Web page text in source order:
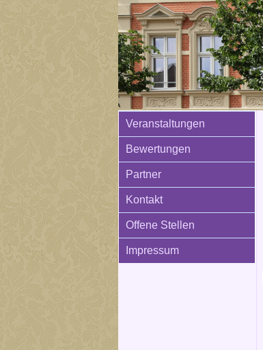
Veranstaltungen
Bewertungen
Partner
Kontakt
Offene Stellen
Impressum